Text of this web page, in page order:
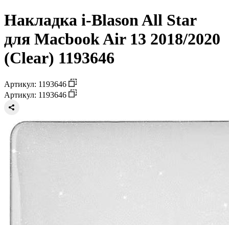
Накладка i-Blason All Star
для Macbook Air 13 2018/2020
(Clear) 1193646
Артикул: 1193646
Артикул: 1193646